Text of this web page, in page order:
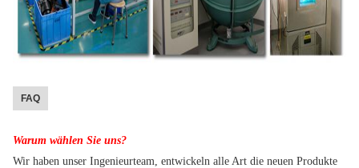
FAQ
Warum wählen Sie uns?
Wir haben unser Ingenieurteam, entwickeln alle Art die neuen Produkte